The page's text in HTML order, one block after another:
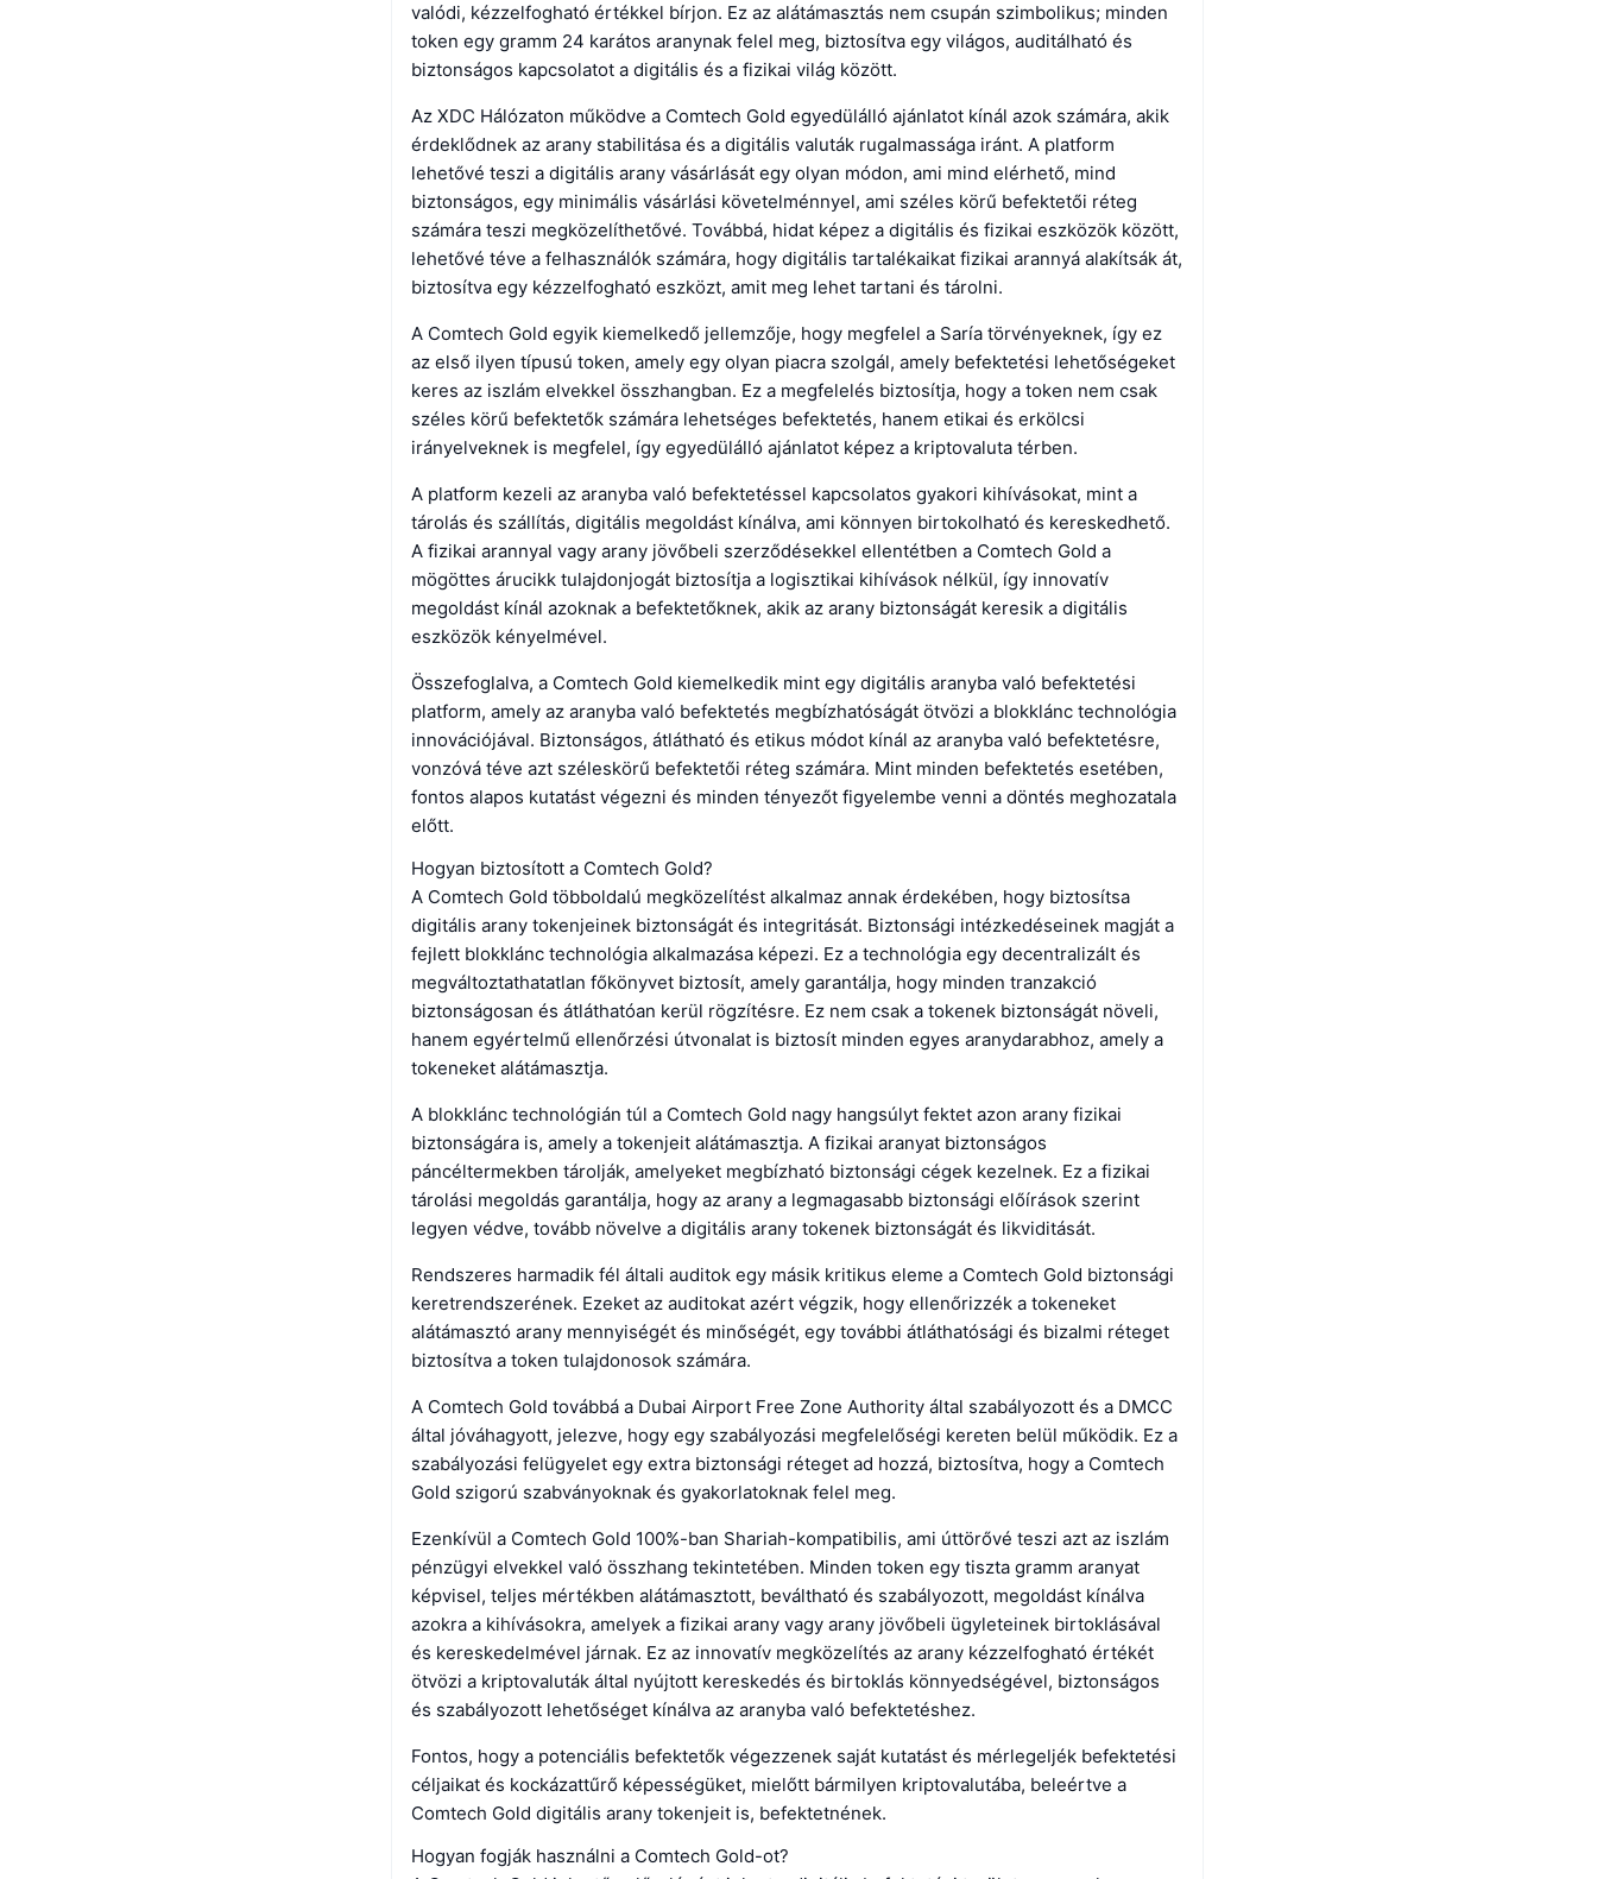
valódi, kézzelfogható értékkel bírjon. Ez az alátámasztás nem csupán szimbolikus; minden
token egy gramm 24 karátos aranynak felel meg, biztosítva egy világos, auditálható és
biztonságos kapcsolatot a digitális és a fizikai világ között.
Az XDC Hálózaton működve a Comtech Gold egyedülálló ajánlatot kínál azok számára, akik
érdeklődnek az arany stabilitása és a digitális valuták rugalmassága iránt. A platform
lehetővé teszi a digitális arany vásárlását egy olyan módon, ami mind elérhető, mind
biztonságos, egy minimális vásárlási követelménnyel, ami széles körű befektetői réteg
számára teszi megközelíthetővé. Továbbá, hidat képez a digitális és fizikai eszközök között,
lehetővé téve a felhasználók számára, hogy digitális tartalékaikat fizikai arannyá alakítsák át,
biztosítva egy kézzelfogható eszközt, amit meg lehet tartani és tárolni.
A Comtech Gold egyik kiemelkedő jellemzője, hogy megfelel a Saría törvényeknek, így ez
az első ilyen típusú token, amely egy olyan piacra szolgál, amely befektetési lehetőségeket
keres az iszlám elvekkel összhangban. Ez a megfelelés biztosítja, hogy a token nem csak
széles körű befektetők számára lehetséges befektetés, hanem etikai és erkölcsi
irányelveknek is megfelel, így egyedülálló ajánlatot képez a kriptovaluta térben.
A platform kezeli az aranyba való befektetéssel kapcsolatos gyakori kihívásokat, mint a
tárolás és szállítás, digitális megoldást kínálva, ami könnyen birtokolható és kereskedhető.
A fizikai arannyal vagy arany jövőbeli szerződésekkel ellentétben a Comtech Gold a
mögöttes árucikk tulajdonjogát biztosítja a logisztikai kihívások nélkül, így innovatív
megoldást kínál azoknak a befektetőknek, akik az arany biztonságát keresik a digitális
eszközök kényelmével.
Összefoglalva, a Comtech Gold kiemelkedik mint egy digitális aranyba való befektetési
platform, amely az aranyba való befektetés megbízhatóságát ötvözi a blokklánc technológia
innovációjával. Biztonságos, átlátható és etikus módot kínál az aranyba való befektetésre,
vonzóvá téve azt széleskörű befektetői réteg számára. Mint minden befektetés esetében,
fontos alapos kutatást végezni és minden tényezőt figyelembe venni a döntés meghozatala
előtt.
Hogyan biztosított a Comtech Gold?
A Comtech Gold többoldalú megközelítést alkalmaz annak érdekében, hogy biztosítsa
digitális arany tokenjeinek biztonságát és integritását. Biztonsági intézkedéseinek magját a
fejlett blokklánc technológia alkalmazása képezi. Ez a technológia egy decentralizált és
megváltoztathatatlan főkönyvet biztosít, amely garantálja, hogy minden tranzakció
biztonságosan és átláthatóan kerül rögzítésre. Ez nem csak a tokenek biztonságát növeli,
hanem egyértelmű ellenőrzési útvonalat is biztosít minden egyes aranydarabhoz, amely a
tokeneket alátámasztja.
A blokklánc technológián túl a Comtech Gold nagy hangsúlyt fektet azon arany fizikai
biztonságára is, amely a tokenjeit alátámasztja. A fizikai aranyat biztonságos
páncéltermekben tárolják, amelyeket megbízható biztonsági cégek kezelnek. Ez a fizikai
tárolási megoldás garantálja, hogy az arany a legmagasabb biztonsági előírások szerint
legyen védve, tovább növelve a digitális arany tokenek biztonságát és likviditását.
Rendszeres harmadik fél általi auditok egy másik kritikus eleme a Comtech Gold biztonsági
keretrendszerének. Ezeket az auditokat azért végzik, hogy ellenőrizzék a tokeneket
alátámasztó arany mennyiségét és minőségét, egy további átláthatósági és bizalmi réteget
biztosítva a token tulajdonosok számára.
A Comtech Gold továbbá a Dubai Airport Free Zone Authority által szabályozott és a DMCC
által jóváhagyott, jelezve, hogy egy szabályozási megfelelőségi kereten belül működik. Ez a
szabályozási felügyelet egy extra biztonsági réteget ad hozzá, biztosítva, hogy a Comtech
Gold szigorú szabványoknak és gyakorlatoknak felel meg.
Ezenkívül a Comtech Gold 100%-ban Shariah-kompatibilis, ami úttörővé teszi azt az iszlám
pénzügyi elvekkel való összhang tekintetében. Minden token egy tiszta gramm aranyat
képvisel, teljes mértékben alátámasztott, beváltható és szabályozott, megoldást kínálva
azokra a kihívásokra, amelyek a fizikai arany vagy arany jövőbeli ügyleteinek birtoklásával
és kereskedelmével járnak. Ez az innovatív megközelítés az arany kézzelfogható értékét
ötvözi a kriptovaluták által nyújtott kereskedés és birtoklás könnyedségével, biztonságos
és szabályozott lehetőséget kínálva az aranyba való befektetéshez.
Fontos, hogy a potenciális befektetők végezzenek saját kutatást és mérlegeljék befektetési
céljaikat és kockázattűrő képességüket, mielőtt bármilyen kriptovalutába, beleértve a
Comtech Gold digitális arany tokenjeit is, befektetnének.
Hogyan fogják használni a Comtech Gold-ot?